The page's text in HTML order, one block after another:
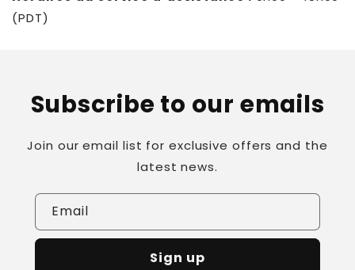
(PDT)
Subscribe to our emails
Join our email list for exclusive offers and the
latest news.
Email
Sign up